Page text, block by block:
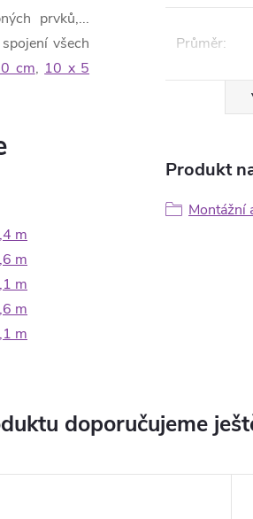
prvků,...
všech
cm, 10 x 5
m
m
m
m
m
Průměr:
Produkt
Montážní
doporučujeme